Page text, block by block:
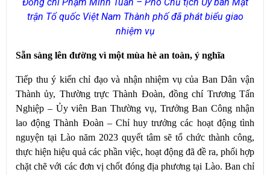
trận Tổ quốc Việt Nam Thành phố đã phát biểu giao
nhiệm vụ
Sẵn sàng lên đường vì một mùa hè an toàn, ý nghĩa
Tiếp thu ý kiến chỉ đạo và nhận nhiệm vụ của Ban Dân vận
Thành ủy, Thường trực Thành Đoàn, đồng chí Trương Tấn
Nghiệp – Ủy viên Ban Thường vụ, Trưởng Ban Công nhận
lao động Thành Đoàn – Chỉ huy trưởng các hoạt động tình
nguyện tại Lào năm 2023 quyết tâm sẽ tổ chức thành công,
thực hiện hiệu quả các phần việc, hoạt động đã đề ra, phối hợp
chặt chẽ với các đơn vị chốt đóng địa phương tại Lào. Ban chỉ